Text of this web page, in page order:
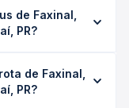
podendo variar
de Faxinal,
PR?
em média R$
a empresa, o
de Faxinal,
PR?